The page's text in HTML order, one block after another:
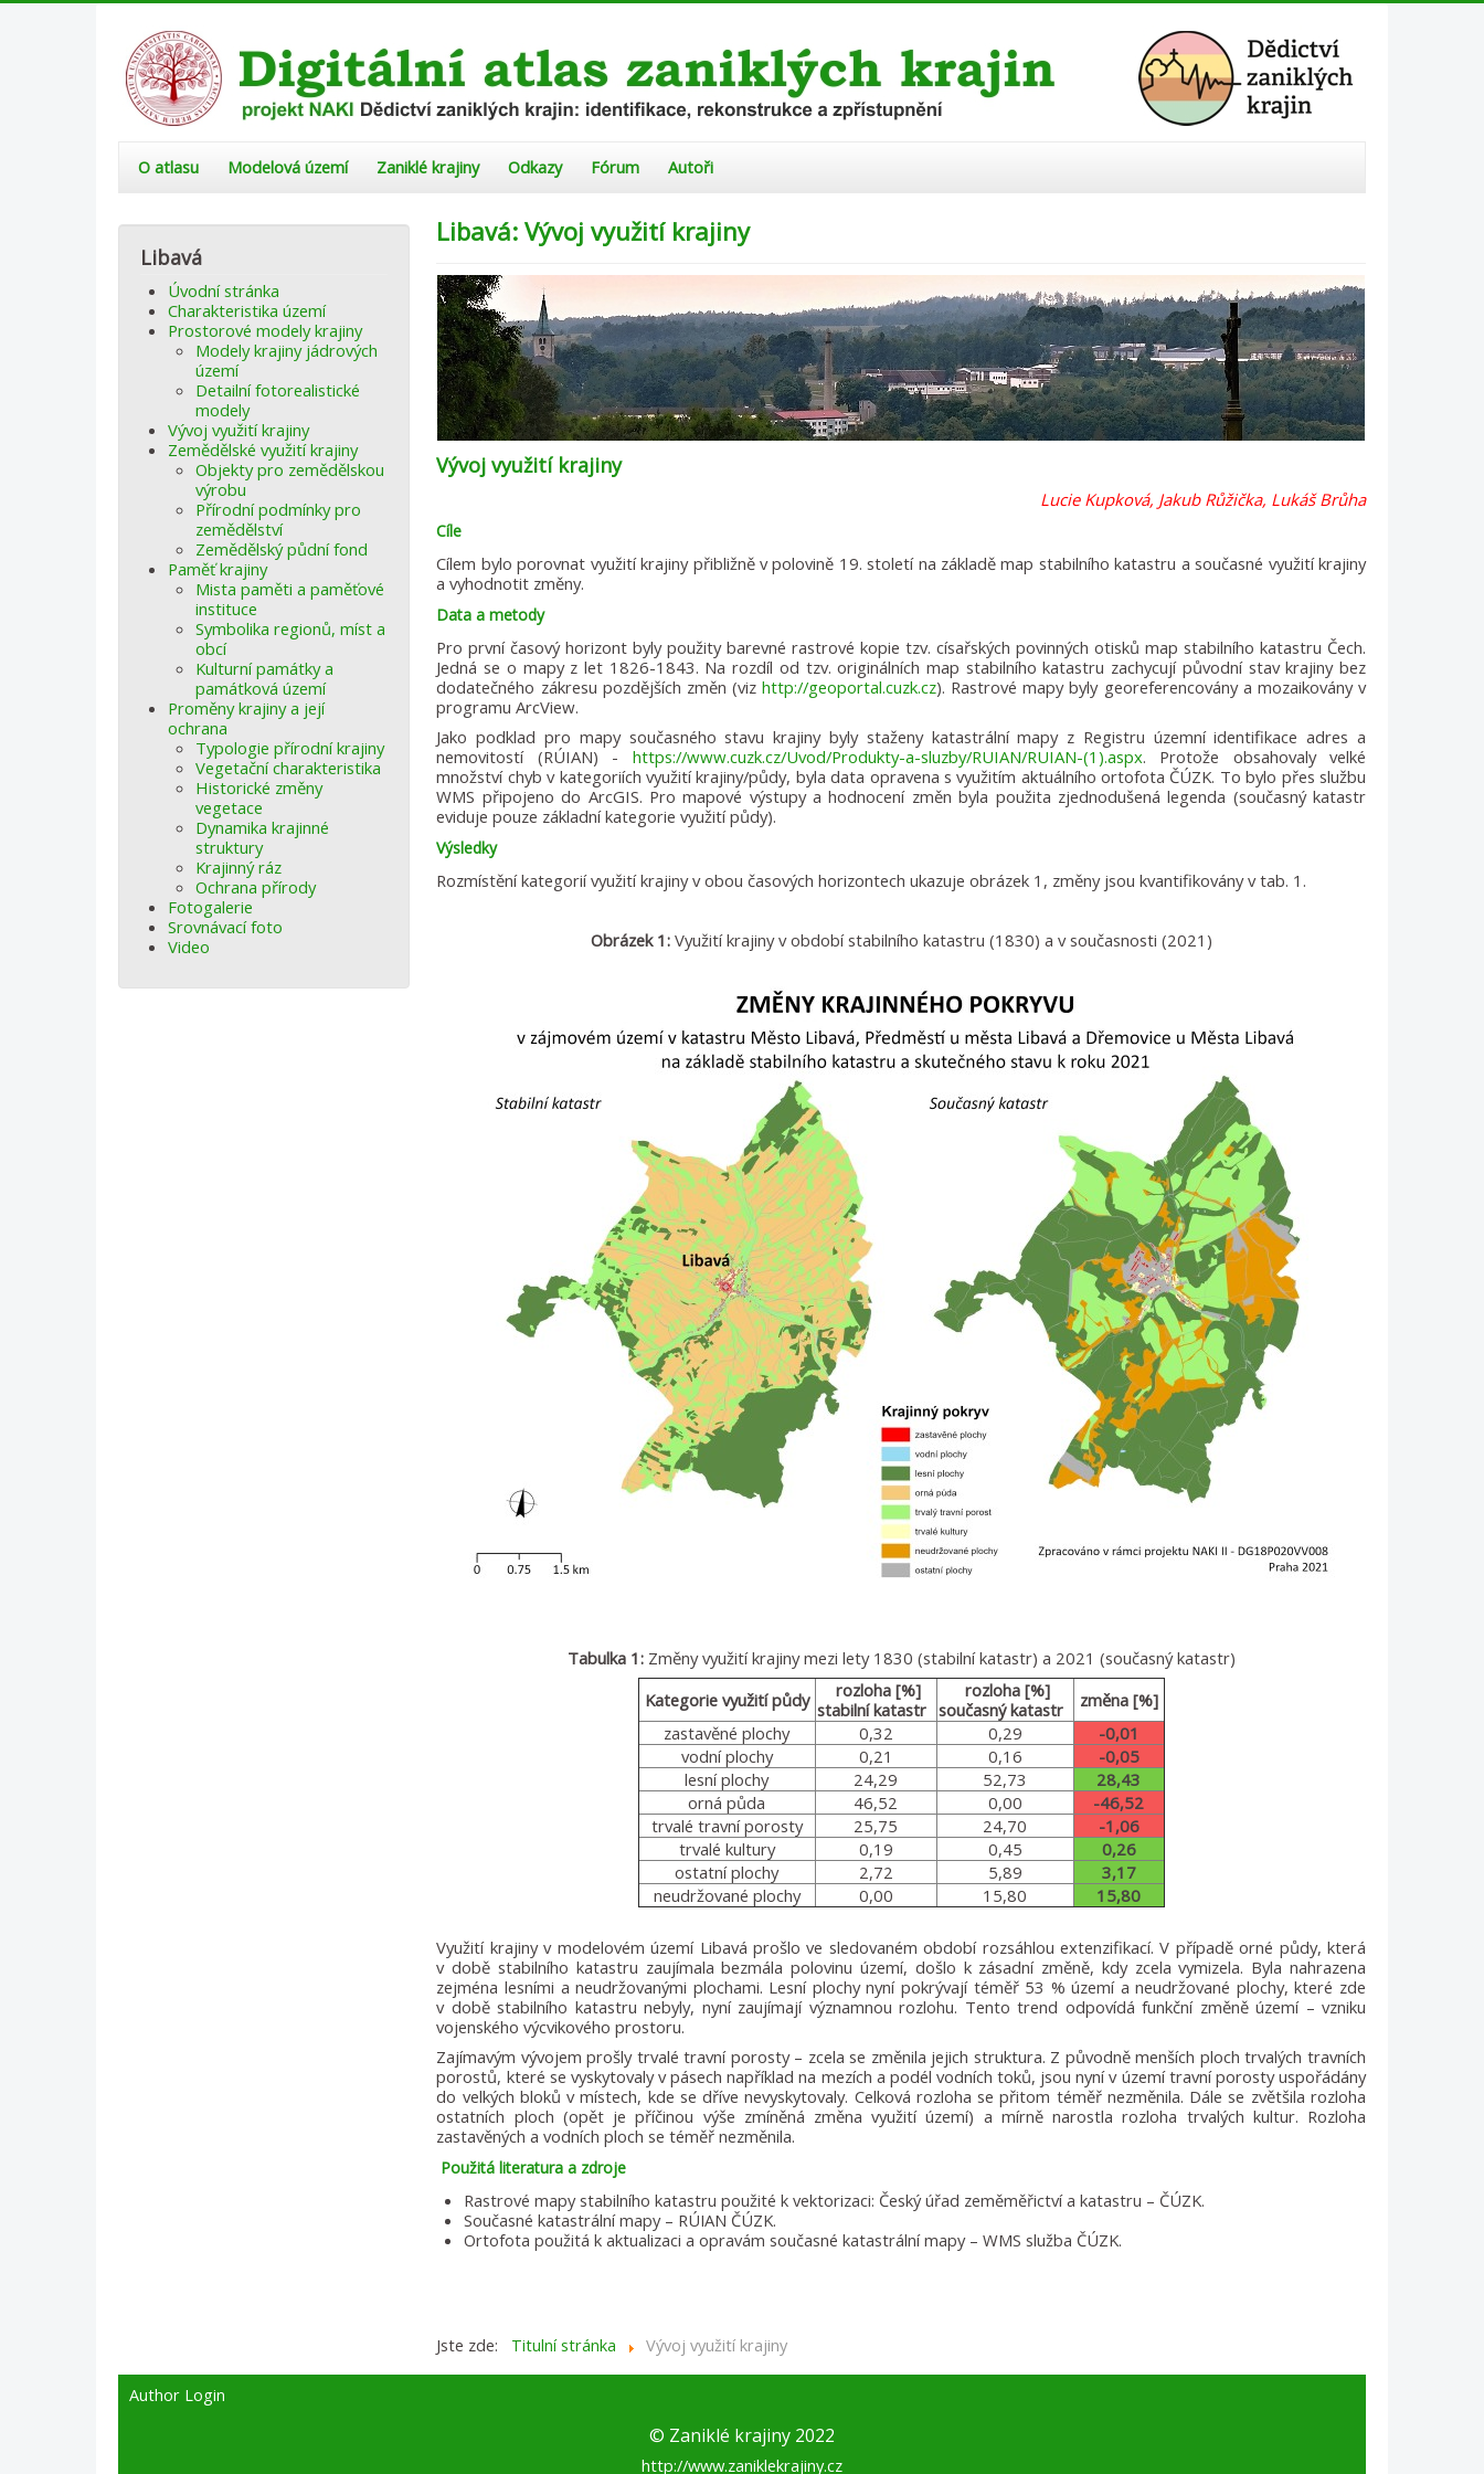
O atlasu Modelová území Zaniklé krajiny Odkazy Fórum Autoři
Libavá
Úvodní stránka
Charakteristika území
Prostorové modely krajiny
Modely krajiny jádrových
území
Detailní fotorealistické
modely
Vývoj využití krajiny
Zemědělské využití krajiny
Objekty pro zemědělskou
výrobu
Přírodní podmínky pro
zemědělství
Zemědělský půdní fond
Paměť krajiny
Mista paměti a paměťové
instituce
Symbolika regionů, míst a
obcí
Kulturní památky a
památková území
Proměny krajiny a její
ochrana
Typologie přírodní krajiny
Vegetační charakteristika
Historické změny
vegetace
Dynamika krajinné
struktury
Krajinný ráz
Ochrana přírody
Fotogalerie
Srovnávací foto
Video
Libavá: Vývoj využití krajiny
Vývoj využití krajiny
Lucie Kupková, Jakub Růžička, Lukáš Brůha
Cíle
Cílem bylo porovnat využití krajiny přibližně v polovině 19. století na základě map stabilního katastru a současné využití krajiny
a vyhodnotit změny.
Data a metody
Pro první časový horizont byly použity barevné rastrové kopie tzv. císařských povinných otisků map stabilního katastru Čech.
Jedná se o mapy z let 1826-1843. Na rozdíl od tzv. originálních map stabilního katastru zachycují původní stav krajiny bez
dodatečného zákresu pozdějších změn (vizhttp://geoportal.cuzk.cz). Rastrové mapy byly georeferencovány a mozaikovány v
programu ArcView.
Jako podklad pro mapy současného stavu krajiny byly staženy katastrální mapy z Registru územní identifikace adres a
nemovitostí (RÚIAN) - https://www.cuzk.cz/Uvod/Produkty-a-sluzby/RUIAN/RUIAN-(1).aspx. Protože obsahovaly velké
množství chyb v kategoriích využití krajiny/půdy, byla data opravena s využitím aktuálního ortofota ČÚZK. To bylo přes službu
WMS připojeno do ArcGIS. Pro mapové výstupy a hodnocení změn byla použita zjednodušená legenda (současný katastr
eviduje pouze základní kategorie využití půdy).
Výsledky
Rozmístění kategorií využití krajiny v obou časových horizontech ukazuje obrázek 1, změny jsou kvantifikovány v tab. 1.
Obrázek 1:Využití krajiny v období stabilního katastru (1830) a v současnosti (2021)
Tabulka 1:Změny využití krajiny mezi lety 1830 (stabilní katastr) a 2021 (současný katastr)
Kategorie využití půdy
rozloha [%]
stabilní katastr
rozloha [%]
současný katastr
změna [%]
zastavěné plochy
0,32 0,29
-0,01
vodní plochy
0,21 0,16
-0,05
lesní plochy
24,29 52,73
28,43
orná půda
46,52 0,00
-46,52
trvalé travní porosty
25,75 24,70
-1,06
trvalé kultury
0,19 0,45
0,26
ostatní plochy
2,72 5,89
3,17
neudržované plochy
0,00 15,80 15,80
Využití krajiny v modelovém území Libavá prošlo ve sledovaném období rozsáhlou extenzifikací. V případě orné půdy, která
v době stabilního katastru zaujímala bezmála polovinu území, došlo k zásadní změně, kdy zcela vymizela. Byla nahrazena
zejména lesními a neudržovanými plochami. Lesní plochy nyní pokrývají téměř 53 % území a neudržované plochy, které zde
v době stabilního katastru nebyly, nyní zaujímají významnou rozlohu. Tento trend odpovídá funkční změně území – vzniku
vojenského výcvikového prostoru.
Zajímavým vývojem prošly trvalé travní porosty – zcela se změnila jejich struktura. Z původně menších ploch trvalých travních
porostů, které se vyskytovaly v pásech například na mezích a podél vodních toků, jsou nyní v území travní porosty uspořádány
do velkých bloků v místech, kde se dříve nevyskytovaly. Celková rozloha se přitom téměř nezměnila. Dále se zvětšila rozloha
ostatních ploch (opět je příčinou výše zmíněná změna využití území) a mírně narostla rozloha trvalých kultur. Rozloha
zastavěných a vodních ploch se téměř nezměnila.
Použitá literatura a zdroje
Rastrové mapy stabilního katastru použité k vektorizaci: Český úřad zeměměřictví a katastru – ČÚZK.
Současné katastrální mapy – RÚIAN ČÚZK.
Ortofota použitá k aktualizaci a opravám současné katastrální mapy – WMS služba ČÚZK.
Jste zde: Titulní stránka Vývoj využití krajiny
Author Login
© Zaniklé krajiny 2022
http://www.zaniklekrajiny.cz